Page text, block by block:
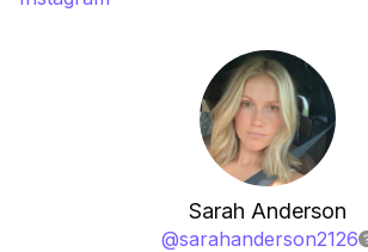
Sarah Anderson
@sarahanderson2126